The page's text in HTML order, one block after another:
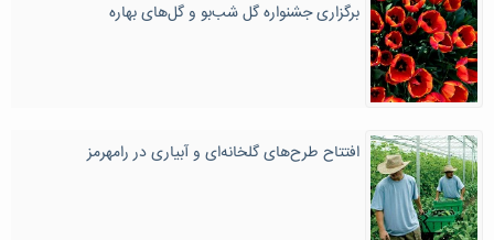
برگزاری جشنواره گل شب‌بو و گل‌های بهاره
افتتاح طرح‌های گلخانه‌ای و آبیاری در رامهرمز